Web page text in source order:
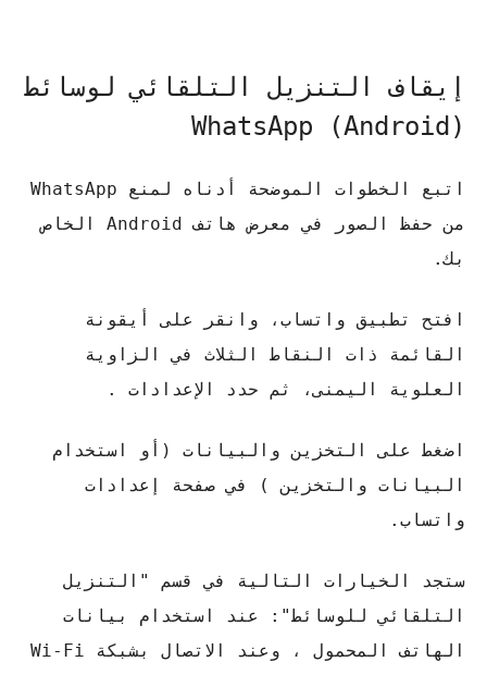
إيقاف التنزيل التلقائي لوسائط
WhatsApp (Android)
اتبع الخطوات الموضحة أدناه لمنع WhatsApp
من حفظ الصور في معرض هاتف Android الخاص
بك.
افتح تطبيق واتساب، وانقر على أيقونة
القائمة ذات النقاط الثلاث في الزاوية
العلوية اليمنى، ثم حدد الإعدادات .
اضغط على التخزين والبيانات (أو استخدام
البيانات والتخزين ) في صفحة إعدادات
واتساب.
ستجد الخيارات التالية في قسم "التنزيل
التلقائي للوسائط": عند استخدام بيانات
الهاتف المحمول ، وعند الاتصال بشبكة Wi-Fi